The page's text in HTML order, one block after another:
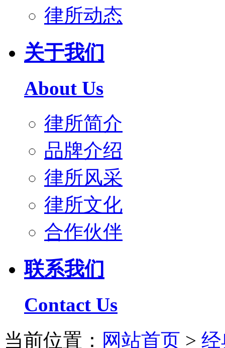
律所动态
关于我们
About Us
律所简介
品牌介绍
律所风采
律所文化
合作伙伴
联系我们
Contact Us
当前位置： 网站首页 >